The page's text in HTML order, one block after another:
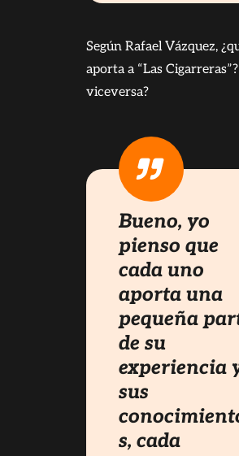
Según Rafael Vázquez,
aporta a “Las
viceversa?
Bueno, yo
pienso que
cada uno
aporta una
pequeña
de su
experiencia
sus
s, cada